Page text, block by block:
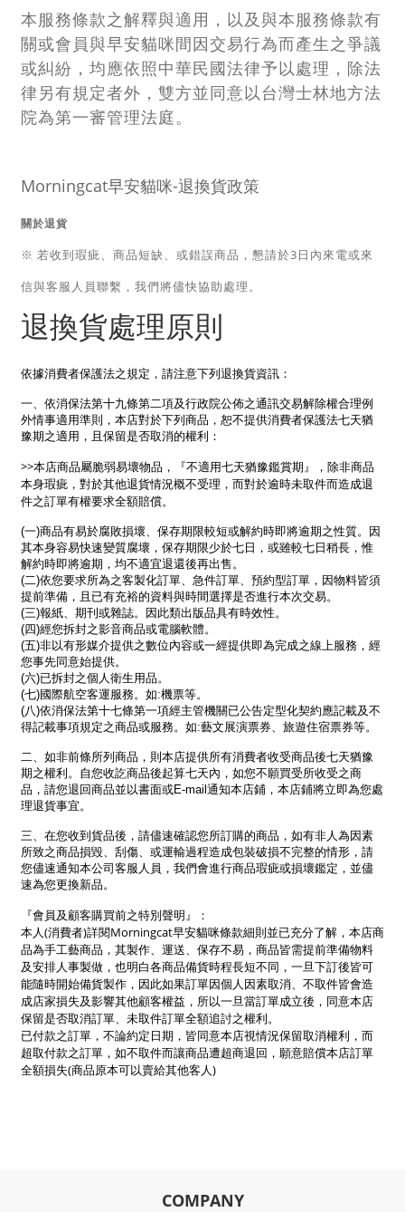
本服務條款之解釋與適用，以及與本服務條款有
關或會員與早安貓咪間因交易行為而產生之爭議
或糾紛，均應依照中華民國法律予以處理，除法
律另有規定者外，雙方並同意以台灣士林地方法
院為第一審管理法庭。
Morningcat早安貓咪-退換貨政策
關於退貨
※ 若收到瑕疵、商品短缺、或錯誤商品，懇請於3日內來電或來
信與客服人員聯繫，我們將儘快協助處理。
退換貨處理原則
依據消費者保護法之規定，請注意下列退換貨資訊：
一、依消保法第十九條第二項及行政院公佈之通訊交易解除權合理例
外情事適用準則，本店對於下列商品，恕不提供消費者保護法七天猶
豫期之適用，且保留是否取消的權利：
>>本店商品屬脆弱易壞物品，『不適用七天猶豫鑑賞期』，除非商品
本身瑕疵，對於其他退貨情況概不受理，而對於逾時未取件而造成退
件之訂單有權要求全額賠償。
(一)商品有易於腐敗損壞、保存期限較短或解約時即將逾期之性質。因
其本身容易快速變質腐壞，保存期限少於七日，或雖較七日稍長，惟
解約時即將逾期，均不適宜退還後再出售。
(二)依您要求所為之客製化訂單、急件訂單、預約型訂單，因物料皆須
提前準備，且已有充裕的資料與時間選擇是否進行本次交易。
(三)報紙、期刊或雜誌。因此類出版品具有時效性。
(四)經您拆封之影音商品或電腦軟體。
(五)非以有形媒介提供之數位內容或一經提供即為完成之線上服務，經
您事先同意始提供。
(六)已拆封之個人衛生用品。
(七)國際航空客運服務。如:機票等。
(八)依消保法第十七條第一項經主管機關已公告定型化契約應記載及不
得記載事項規定之商品或服務。如:藝文展演票券、旅遊住宿票券等。
二、如非前條所列商品，則本店提供所有消費者收受商品後七天猶豫
期之權利。自您收訖商品後起算七天內，如您不願買受所收受之商
品，請您退回商品並以書面或E-mail通知本店鋪，本店鋪將立即為您處
理退貨事宜。
三、在您收到貨品後，請儘速確認您所訂購的商品，如有非人為因素
所致之商品損毀、刮傷、或運輸過程造成包裝破損不完整的情形，請
您儘速通知本公司客服人員，我們會進行商品瑕疵或損壞鑑定，並儘
速為您更換新品。
『會員及顧客購買前之特別聲明』：
本人(消費者)詳閱Morningcat早安貓咪條款細則並已充分了解，本店商
品為手工藝商品，其製作、運送、保存不易，商品皆需提前準備物料
及安排人事製做，也明白各商品備貨時程長短不同，一旦下訂後皆可
能隨時開始備貨製作，因此如果訂單因個人因素取消、不取件皆會造
成店家損失及影響其他顧客權益，所以一旦當訂單成立後，同意本店
保留是否取消訂單、未取件訂單全額追討之權利。
已付款之訂單，不論約定日期，皆同意本店視情況保留取消權利，而
超取付款之訂單，如不取件而讓商品遭超商退回，願意賠償本店訂單
全額損失(商品原本可以賣給其他客人)
COMPANY